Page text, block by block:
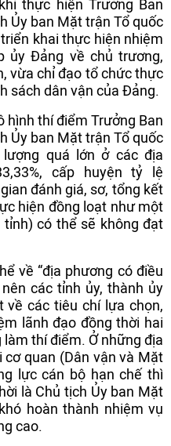
thực hiện Trưởng Ban
Ủy ban Mặt trận Tổ quốc
khai thực hiện nhiệm
ủy Đảng về chủ trương,
vừa chỉ đạo tổ chức thực
sách dân vận của Đảng.
hình thí điểm Trưởng Ban
Ủy ban Mặt trận Tổ quốc
quá lớn ở các địa
cấp huyện tỷ lệ
đánh giá, sơ, tổng kết
hiện đồng loạt như một
có thể sẽ không đạt
về “địa phương có điều
các tỉnh ủy, thành ủy
về các tiêu chí lựa chọn,
lãnh đạo đồng thời hai
thí điểm. Ở những địa
quan (Dân vận và Mặt
lực cán bộ hạn chế thì
là Chủ tịch Ủy ban Mặt
hoàn thành nhiệm vụ
cao.